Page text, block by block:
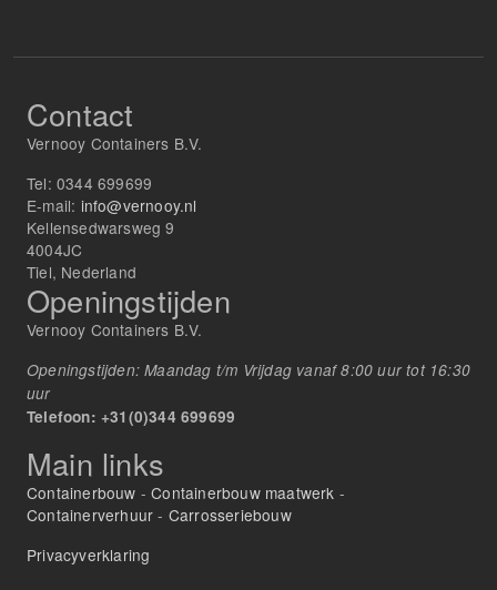
Contact
Vernooy Containers B.V.
Tel: 0344 699699
E-mail: info@vernooy.nl
Kellensedwarsweg 9
4004JC
Tiel, Nederland
Openingstijden
Vernooy Containers B.V.
Openingstijden: Maandag t/m Vrijdag vanaf 8:00 uur tot 16:30
uur
Telefoon: +31(0)344 699699
Main links
Containerbouw -Containerbouw maatwerk -
Containerverhuur - Carrosseriebouw
Privacyverklaring